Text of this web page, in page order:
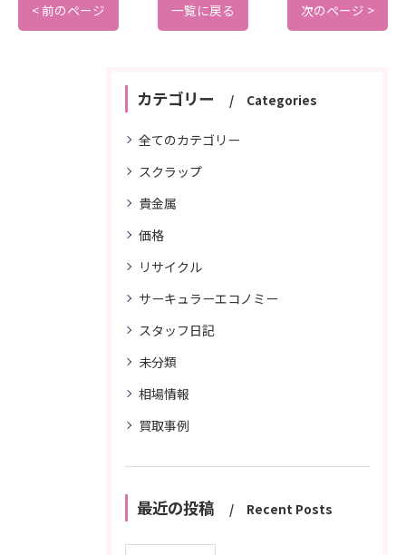
< 前のページ 一覧に戻る 次のページ >
カテゴリー Categories
全てのカテゴリー
スクラップ
貴金属
価格
リサイクル
サーキュラーエコノミー
スタッフ日記
未分類
相場情報
買取事例
最近の投稿 Recent Posts